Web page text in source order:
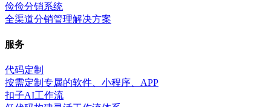
俭俭分销系统
全渠道分销管理解决方案
服务
代码定制
按需定制专属的软件、小程序、APP
扣子AI工作流